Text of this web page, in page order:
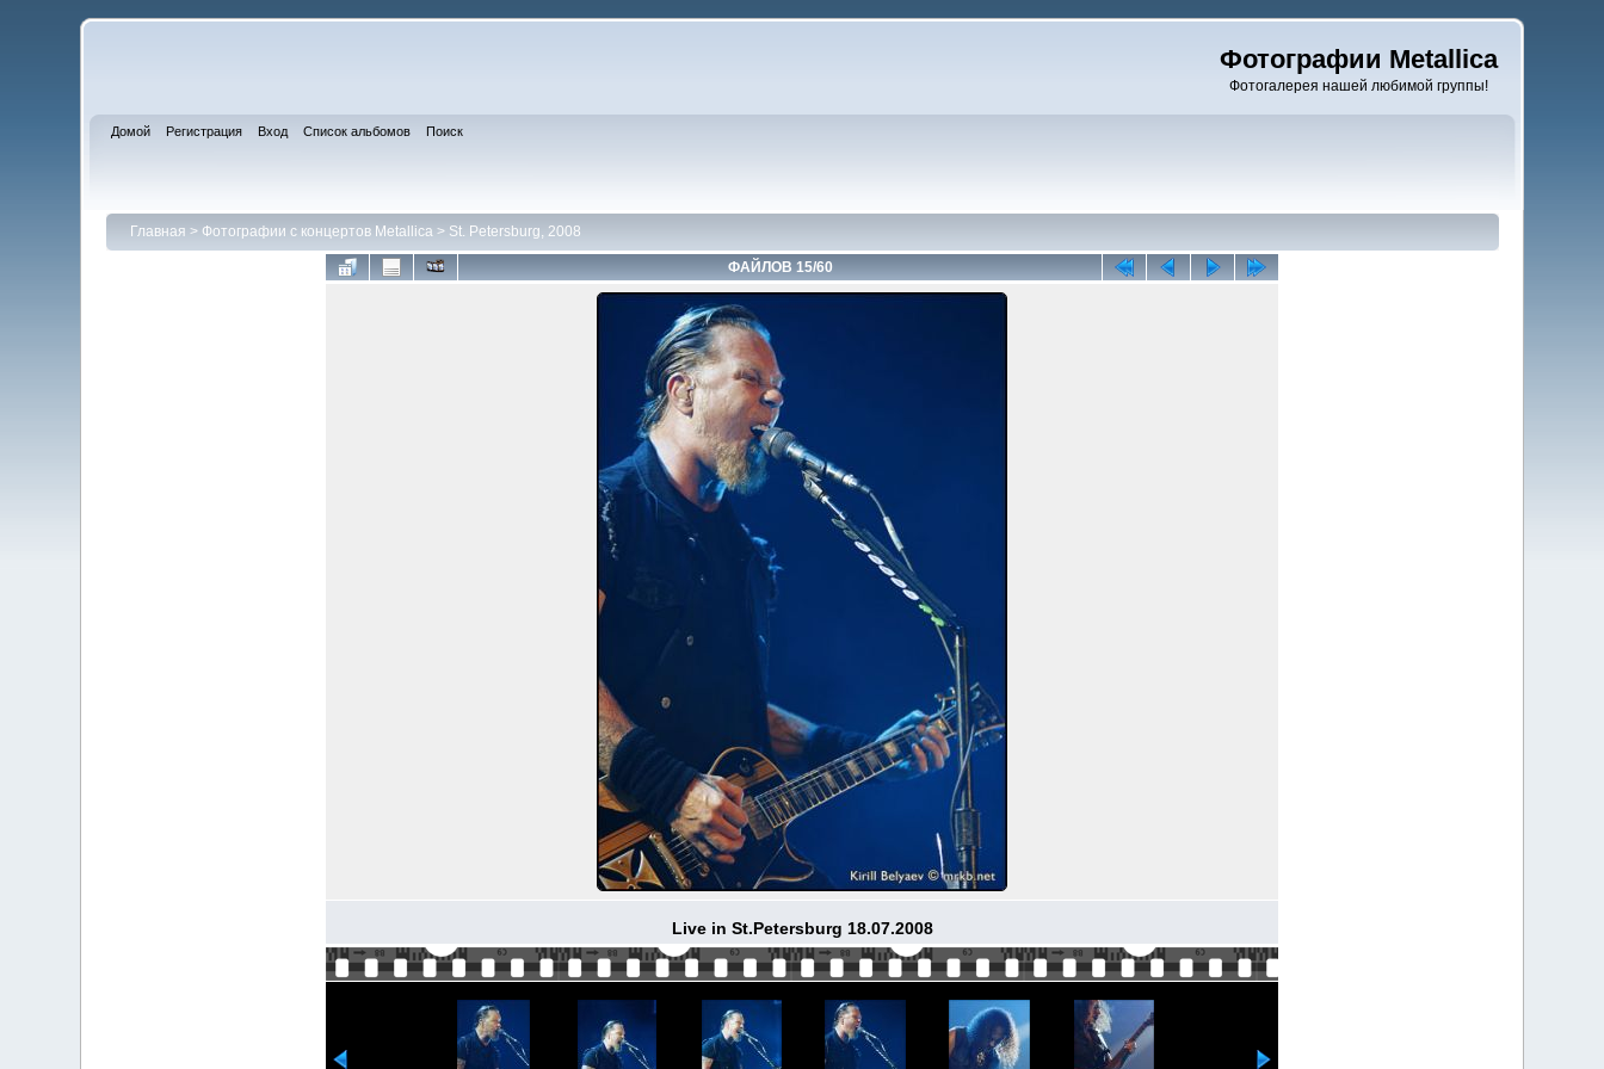
Фотографии Metallica
Фотогалерея нашей любимой группы!
Домой Регистрация Вход Список альбомов Поиск
Главная > Фотографии с концертов Metallica> St. Petersburg, 2008
ФАЙЛОВ 15/60
Live in St.Petersburg 18.07.2008